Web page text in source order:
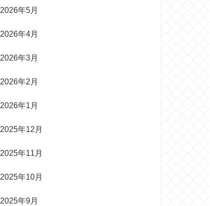
2026年5月
2026年4月
2026年3月
2026年2月
2026年1月
2025年12月
2025年11月
2025年10月
2025年9月